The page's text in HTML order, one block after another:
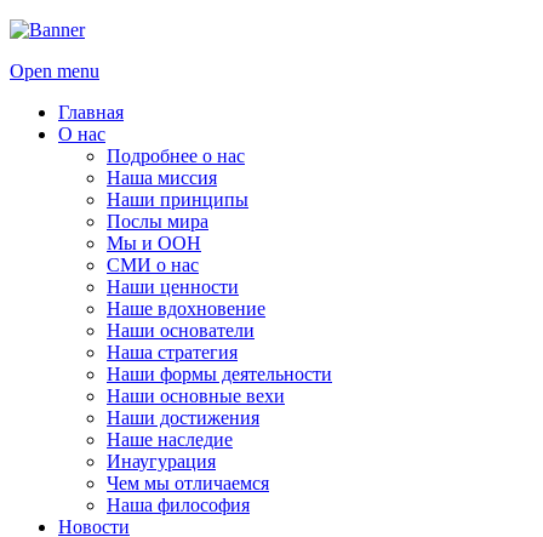
Open menu
Главная
О нас
Подробнее о нас
Наша миссия
Наши принципы
Послы мира
Мы и ООН
СМИ о нас
Наши ценности
Наше вдохновение
Наши основатели
Наша стратегия
Наши формы деятельности
Наши основные вехи
Наши достижения
Наше наследие
Инаугурация
Чем мы отличаемся
Наша философия
Новости